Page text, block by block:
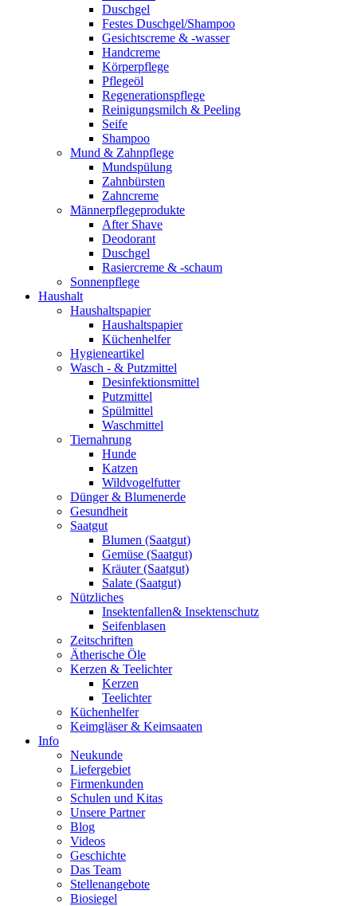
Duschgel
Festes Duschgel/Shampoo
Gesichtscreme & -wasser
Handcreme
Körperpflege
Pflegeöl
Regenerationspflege
Reinigungsmilch & Peeling
Seife
Shampoo
Mund & Zahnpflege
Mundspülung
Zahnbürsten
Zahncreme
Männerpflegeprodukte
After Shave
Deodorant
Duschgel
Rasiercreme & -schaum
Sonnenpflege
Haushalt
Haushaltspapier
Haushaltspapier
Küchenhelfer
Hygieneartikel
Wasch - & Putzmittel
Desinfektionsmittel
Putzmittel
Spülmittel
Waschmittel
Tiernahrung
Hunde
Katzen
Wildvogelfutter
Dünger & Blumenerde
Gesundheit
Saatgut
Blumen (Saatgut)
Gemüse (Saatgut)
Kräuter (Saatgut)
Salate (Saatgut)
Nützliches
Insektenfallen& Insektenschutz
Seifenblasen
Zeitschriften
Ätherische Öle
Kerzen & Teelichter
Kerzen
Teelichter
Küchenhelfer
Keimgläser & Keimsaaten
Info
Neukunde
Liefergebiet
Firmenkunden
Schulen und Kitas
Unsere Partner
Blog
Videos
Geschichte
Das Team
Stellenangebote
Biosiegel